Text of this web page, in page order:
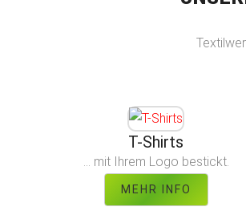
T-Shirts
... mit Ihrem Logo bestickt.
MEHR INFO